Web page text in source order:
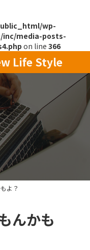
wp-
media-posts-
on line 366
Life Style
よ？
んかも